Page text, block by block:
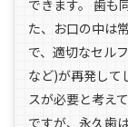
できます。 歯も
た、お口の中は
で、適切なセル
など)が再発して
スが必要と考え
ですが、永久歯